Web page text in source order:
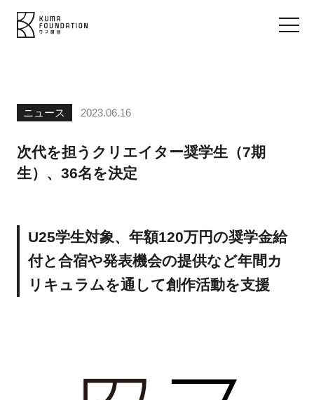
ニュース 2023.06.16
次代を担うクリエイター奨学生（7期
生）、36名を決定
U25学生対象、年額120万円の奨学金給
付と合宿や発表機会の提供など年間カ
リキュラムを通して創作活動を支援